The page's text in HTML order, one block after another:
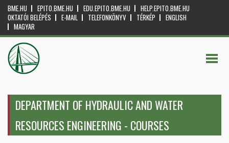
BME.HU EPITO.BME.HU EDU.EPITO.BME.HU
HELP.EPITO.BME.HU
OKTATÓI BELÉPÉS
E-MAIL TELEFONKÖNYV TÉRKÉP
ENGLISH
MAGYAR
DEPARTMENT OF HYDRAULIC AND WATER
RESOURCES ENGINEERING - COURSES